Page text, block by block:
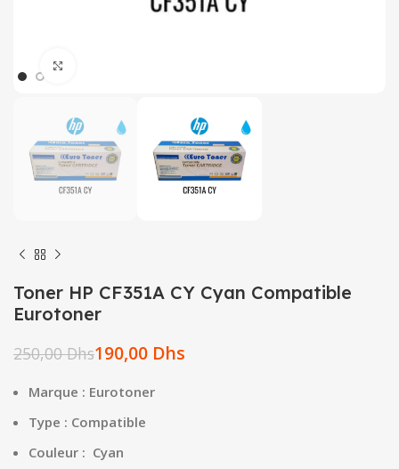
Toner HP CF351A CY Cyan Compatible
Eurotoner
250,00Dhs190,00 Dhs
Marque : Eurotoner
Type : Compatible
Couleur : Cyan